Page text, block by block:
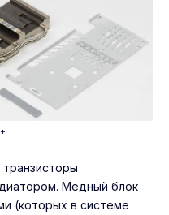
Медный блок
(которых в системе